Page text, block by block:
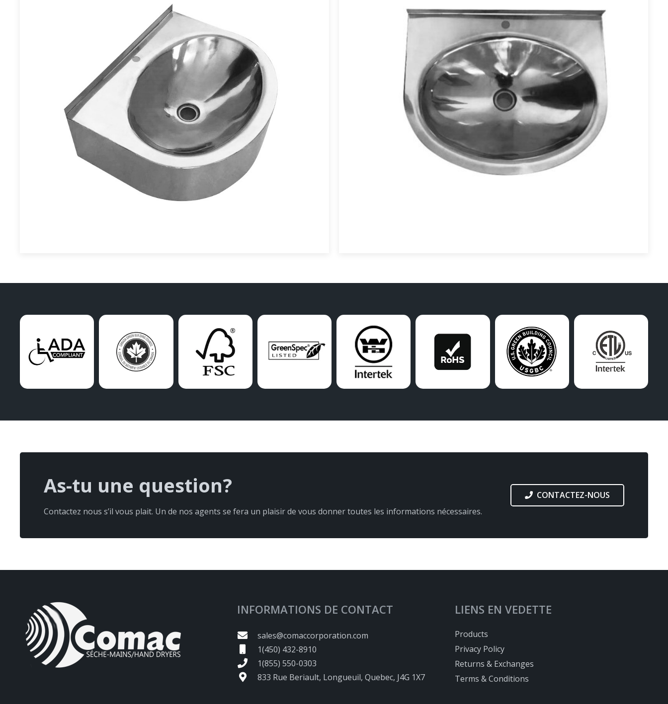
As-tu une question?
Contactez nous s’il vous plait. Un de nos agents se fera un plaisir de vous donner toutes les informations nécessaires.
CONTACTEZ-NOUS
833 Rue Beriault, Longueuil, Quebec, J4G 1X7
1(855) 550-0303
1(450) 432-8910
sales@comaccorporation.com
INFORMATIONS DE CONTACT LIENS EN VEDETTE
Products
Privacy Policy
Returns & Exchanges
Terms & Conditions